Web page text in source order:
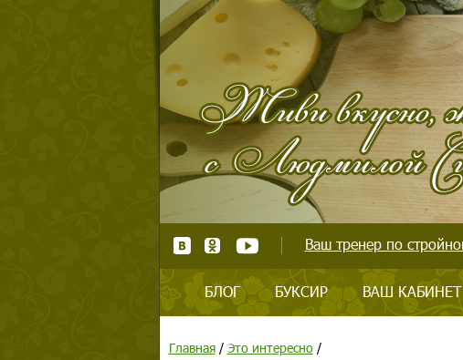
Ваш тренер по
БЛОГ БУКСИР ВАШ КАБИНЕТ
Главная/ Это интересно/